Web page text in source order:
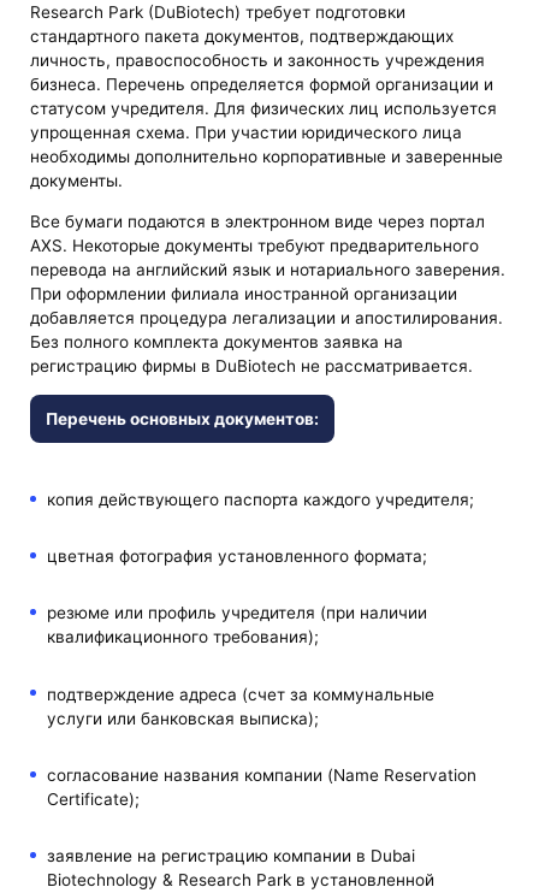
Research Park (DuBiotech) требует подготовки
стандартного пакета документов, подтверждающих
личность, правоспособность и законность учреждения
бизнеса. Перечень определяется формой организации и
статусом учредителя. Для физических лиц используется
упрощенная схема. При участии юридического лица
необходимы дополнительно корпоративные и заверенные
документы.
Все бумаги подаются в электронном виде через портал
AXS. Некоторые документы требуют предварительного
перевода на английский язык и нотариального заверения.
При оформлении филиала иностранной организации
добавляется процедура легализации и апостилирования.
Без полного комплекта документов заявка на
регистрацию фирмы в DuBiotech не рассматривается.
Перечень основных документов:
копия действующего паспорта каждого учредителя;
цветная фотография установленного формата;
резюме или профиль учредителя (при наличии
квалификационного требования);
подтверждение адреса (счет за коммунальные
услуги или банковская выписка);
согласование названия компании (Name Reservation
Certificate);
заявление на регистрацию компании в Dubai
Biotechnology & Research Park в установленной